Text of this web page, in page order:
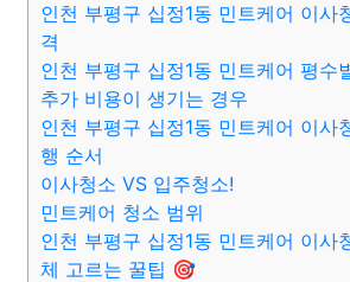
인천 부평구 십정1동 민트케어 이사
격
인천 부평구 십정1동 민트케어 평수
추가 비용이 생기는 경우
인천 부평구 십정1동 민트케어 이사
행 순서
이사청소 VS 입주청소!
민트케어 청소 범위
인천 부평구 십정1동 민트케어 이사
체 고르는 꿀팁 🎯